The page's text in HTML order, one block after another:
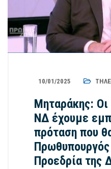
10/01/2025
Μηταράκης: Οι
ΝΔ έχουμε
πρόταση που
Πρωθυπουργός
Προεδρία της